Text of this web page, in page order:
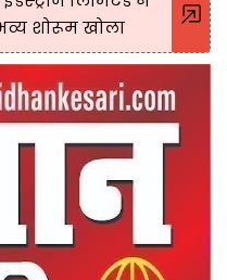
शोरूम खोला